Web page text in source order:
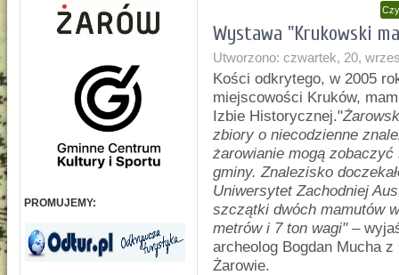
PROMUJEMY:
Wystawa "Krukowski
Utworzono: czwartek, 20,
Kości odkrytego, w 2005
miejscowości Kruków,
Izbie Historycznej."
zbiory o niecodzienne
żarowianie mogą
gminy. Znalezisko
Uniwersytet Zachodniej
szczątki dwóch mamutów
metrów i 7 ton wagi"–
archeolog Bogdan Mucha
Żarowie.